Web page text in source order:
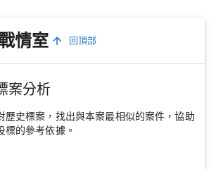
情室 回頂部
案分析
歷史標案，找出與本案最相似的案件，協助
標的參考依據。